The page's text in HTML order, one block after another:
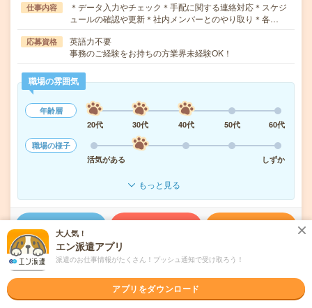
仕事内容
＊データ入力やチェック＊手配に関する連絡対応＊スケジ
ュールの確認や更新＊社内メンバーとのやり取り＊各…
応募資格
英語力不要
事務のご経験をお持ちの方業界未経験OK！
職場の雰囲気
年齢層
20代
30代 40代 50代
60代
職場の様子
活気がある
しずか
もっと見る
気になる!
派遣会社 パーソルテンプスタッフ株式会社 首都圏
大人気！
エン派遣アプリ
派遣のお仕事情報がたくさん！プッシュ通知で受け取ろう！
アプリをダウンロード